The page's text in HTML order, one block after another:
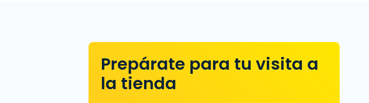
Prepárate para tu visita a
la tienda